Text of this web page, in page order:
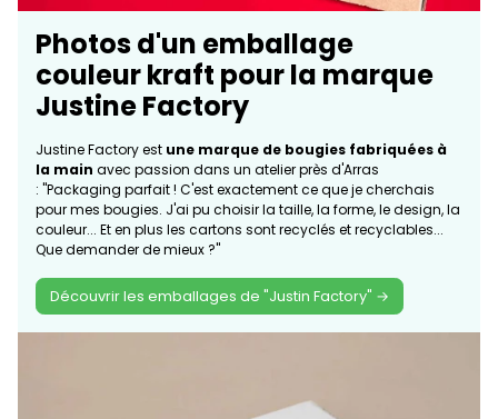
Photos d'un emballage
couleur kraft pour la marque
Justine Factory
Justine Factory est une marque de bougies fabriquées à
la main avec passion dans un atelier près d'Arras
: "Packaging parfait ! C'est exactement ce que je cherchais
pour mes bougies. J'ai pu choisir la taille, la forme, le design, la
couleur... Et en plus les cartons sont recyclés et recyclables...
Que demander de mieux ?"
Découvrir les emballages de "Justin Factory" →